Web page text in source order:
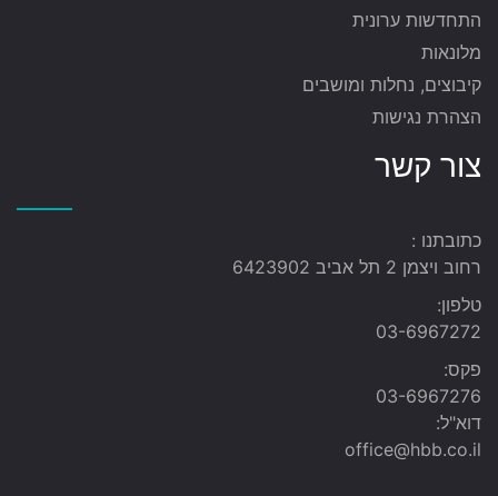
התחדשות ערונית
מלונאות
קיבוצים, נחלות ומושבים
הצהרת נגישות
צור קשר
כתובתנו :
רחוב ויצמן 2 תל אביב 6423902
טלפון:
03-6967272
פקס:
03-6967276
דוא"ל:
office@hbb.co.il